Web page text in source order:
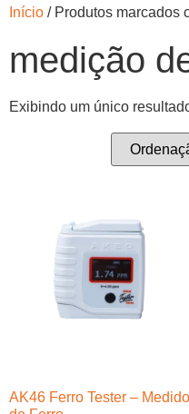
Início / Produtos marcados
medição
Exibindo um único
AK46 Ferro Tester –